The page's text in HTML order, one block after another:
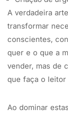
A verdadeira
transformar
conscientes,
quer e o que a
vender, mas de
que faça o leitor
Ao dominar